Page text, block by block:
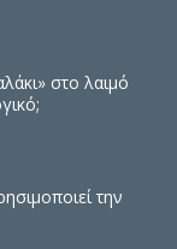
στο λαιμό
την